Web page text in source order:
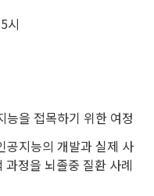
시
을 접목하기 위한 여정
지능의 개발과 실제 사
정을 뇌졸중 질환 사례